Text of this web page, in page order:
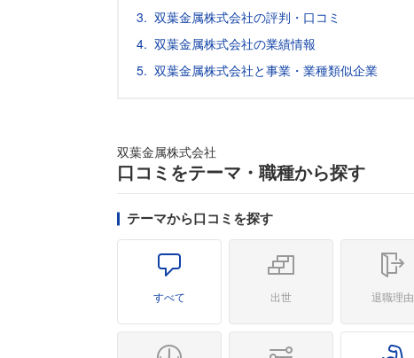
双葉金属株式会社の評判・口コミ
双葉金属株式会社の業績情報
双葉金属株式会社と事業・業種類似企業
双葉金属株式会社
口コミをテーマ・職種から探す
テーマから口コミを探す
すべて 出世 退職理由